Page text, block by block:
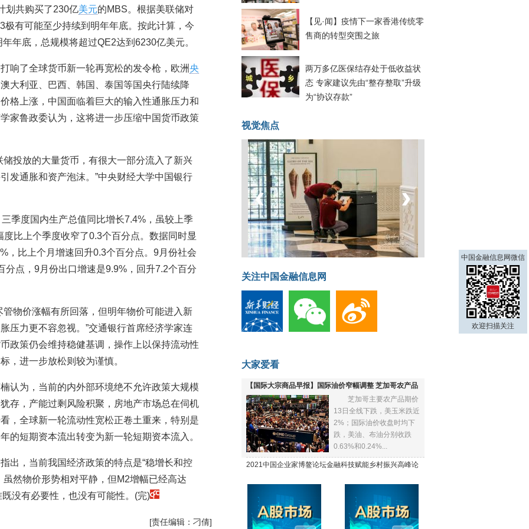
划共购买了230亿美元的MBS。根据美联储对
有可能至少持续到明年年底。按此计算，今
年底，总规模将超过QE2达到6230亿美元。
响了全球货币新一轮再宽松的发令枪，欧洲央
大利亚、巴西、韩国、泰国等国央行陆续降
格上涨，中国面临着巨大的输入性通胀压力和
家鲁政委认为，这将进一步压缩中国货币政策
投放的大量货币，有很大一部分流入了新兴
发通胀和资产泡沫。”中央财经大学中国银行
季度国内生产总值同比增长7.4%，虽较上季
比上个季度收窄了0.3个百分点。数据同时显
，比上个月增速回升0.3个百分点。9月份社会
点，9月份出口增速是9.9%，回升7.2个百分
物价涨幅有所回落，但明年物价可能进入新
压力更不容忽视。”交通银行首席经济学家连
政策仍会维持稳健基调，操作上以保持流动性
，进一步放松则较为谨慎。
认为，当前的内外部环境绝不允许政策大规模
存，产能过剩风险积聚，房地产市场总在伺机
，全球新一轮流动性宽松正卷土重来，特别是
的短期资本流出转变为新一轮短期资本流入。
出，当前我国经济政策的特点是“稳增长和控
然物价形势相对平静，但M2增幅已经高达
没有必要性，也没有可能性。(完)
[责任编辑：刁倩]
【见·闻】疫情下一家香港传统零
售商的转型突围之旅
两万多亿医保结存处于低收益状
态 专家建议先由“整存整取”升级
为“协议存款”
视觉焦点
菲律宾：防疫降级
‹ ›
关注中国金融信息网
大家爱看
【国际大宗商品早报】国际油价窄幅调整 芝加哥农产品
全线下跌
芝加哥主要农产品期价
13日全线下跌，美玉米跌近
2%；国际油价收盘时均下
跌，美油、布油分别收跌
0.63%和0.24%...
2021中国企业家博鳌论坛金融科技赋能乡村振兴高峰论
中国金融信息网微信
欢迎扫描关注